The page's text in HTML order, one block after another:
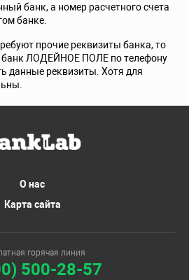
банк, а номер расчетного счета
банке.
прочие реквизиты банка, то
банк ЛОДЕЙНОЕ ПОЛЕ по телефону
данные реквизиты. Хотя для
О нас
Карта сайта
горячая линия
500-28-57